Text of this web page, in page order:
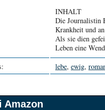
INHALT
Die Journalistin
Krankheit und
Als sie dien
Leben eine
lebe, ewig,
Amazon